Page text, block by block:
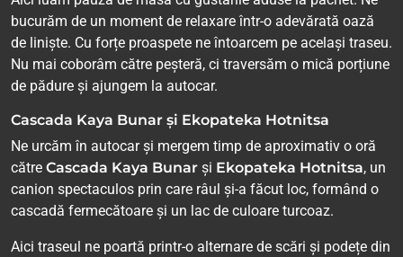
bucurăm de un moment de relaxare într-o adevărată oază
de liniște. Cu forțe proaspete ne întoarcem pe același traseu.
Nu mai coborâm către peșteră, ci traversăm o mică porțiune
de pădure și ajungem la autocar.
Cascada Kaya Bunar și Ekopateka Hotnitsa
Ne urcăm în autocar și mergem timp de aproximativ o oră
către Cascada Kaya Bunar și Ekopateka Hotnitsa, un
canion spectaculos prin care râul și-a făcut loc, formând o
cascadă fermecătoare și un lac de culoare turcoaz.
Aici traseul ne poartă printr-o alternare de scări și podețe din